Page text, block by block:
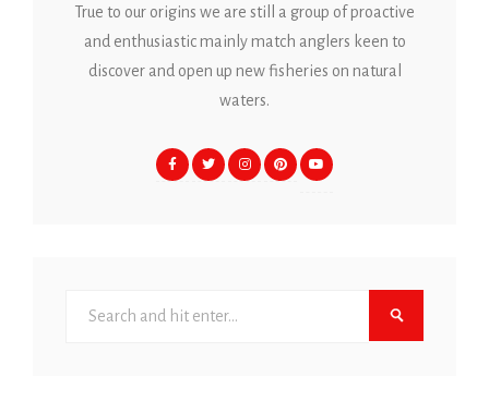
True to our origins we are still a group of proactive
and enthusiastic mainly match anglers keen to
discover and open up new fisheries on natural
waters.